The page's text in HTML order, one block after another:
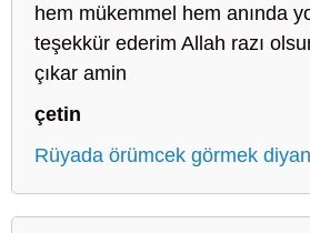
hem mükemmel hem anında
teşekkür ederim Allah razı
çıkar amin
çetin
Rüyada örümcek görmek